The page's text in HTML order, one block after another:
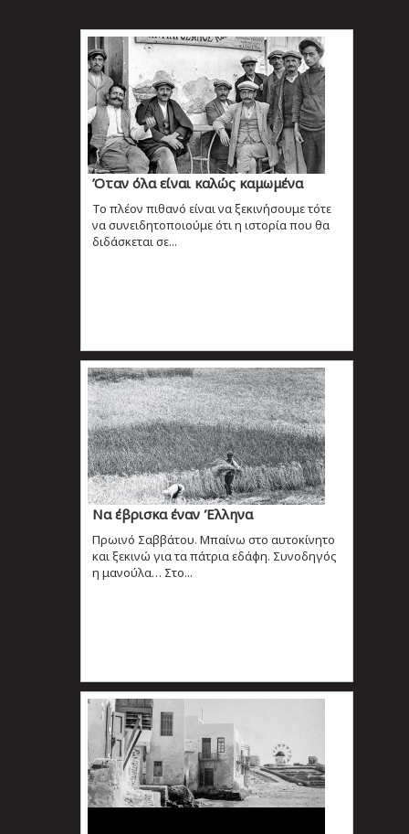
Όταν όλα είναι καλώς καμωμένα
Το πλέον πιθανό είναι να ξεκινήσουμε τότε
να συνειδητοποιούμε ότι η ιστορία που θα
διδάσκεται σε...
Να έβρισκα έναν Έλληνα
Πρωινό Σαββάτου. Μπαίνω στο αυτοκίνητο
και ξεκινώ για τα πάτρια εδάφη. Συνοδηγός
η μανούλα… Στο...